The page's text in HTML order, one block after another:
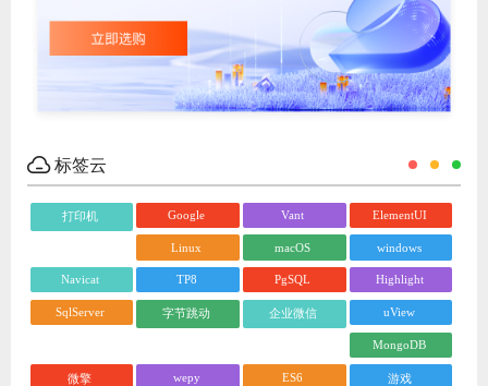
标签云
打印机 Google Vant ElementUI
Linux macOS windows
Navicat TP8 PgSQL Highlight
SqlServer 字节跳动 企业微信 uView
MongoDB
微擎 wepy ES6 游戏